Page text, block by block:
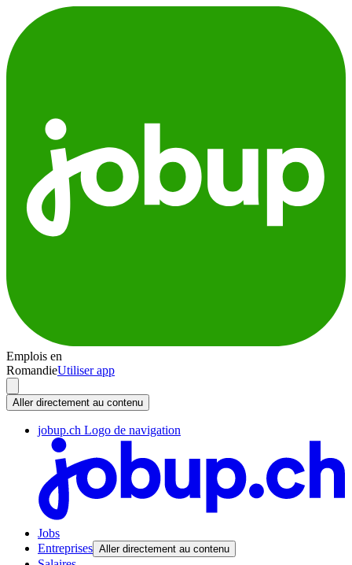
Emplois en
RomandieUtiliser app
Aller directement au contenu
jobup.ch Logo de navigation
Jobs
Entreprises Aller directement au contenu